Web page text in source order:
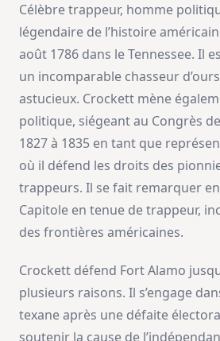
Célèbre trappeur, homme
légendaire de l’histoire
août 1786 dans le Tennessee. Il
un incomparable chasseur
astucieux. Crockett mène
politique, siégeant au Congrès
1827 à 1835 en tant que
où il défend les droits des
trappeurs. Il se fait remarquer
Capitole en tenue de trappeur,
des frontières américaines.
Crockett défend Fort Alamo
plusieurs raisons. Il s’engage
texane après une défaite
soutenir la cause de